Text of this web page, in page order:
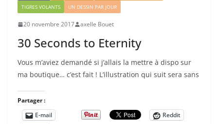
TIGRES VOLANTS
UN DESSIN PAR JOUR
20 novembre 2017 axelle Bouet
30 Seconds to Eternity
Vous m’aviez demandé si j’allais la mettre à dispo sur
ma boutique… c’est fait ! L’illustration qui suit sera sans
Partager :
E-mail
Reddit